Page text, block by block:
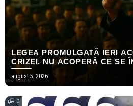
LEGEA PROMULGATĂ IERI
CRIZEI. NU ACOPERĂ CE SE
DECEMBRIE.
august 5, 2026
0